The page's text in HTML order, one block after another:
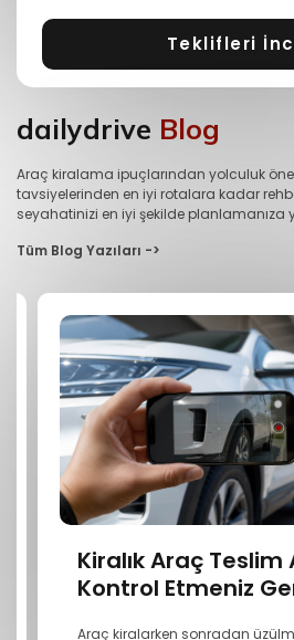
Teklifleri
dailydrive Blog
Araç kiralama ipuçlarından yolculuk
tavsiyelerinden en iyi rotalara kadar
seyahatinizi en iyi şekilde planlamanıza
Tüm Blog Yazıları ->
Kiralık Araç Teslim
Kontrol Etmeniz
Araç kiralarken sonradan